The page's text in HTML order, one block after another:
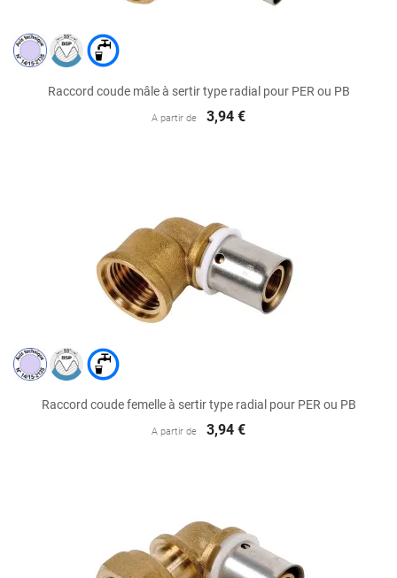
Raccord coude mâle à sertir type radial pour PER ou PB
A partir de 3,94 €
Raccord coude femelle à sertir type radial pour PER ou PB
A partir de 3,94 €